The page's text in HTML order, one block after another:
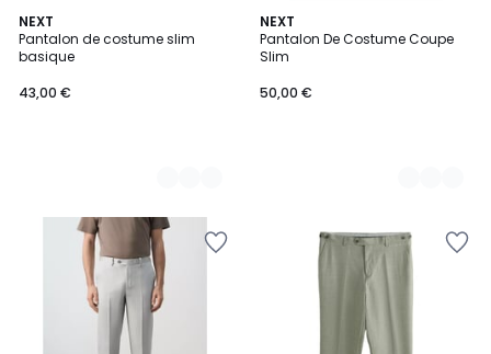
NEXT
Pantalon de costume slim
basique
43,00 €
3
Couleurs
NEXT
Pantalon De Costume Coupe
Slim
50,00 €
2
Couleurs